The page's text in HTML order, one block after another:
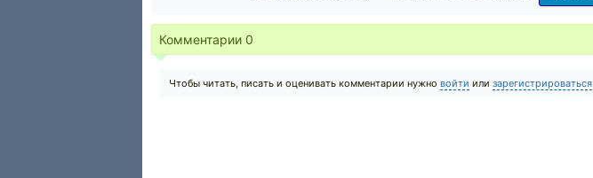
Комментарии 0
Чтобы читать, писать и оценивать комментарии нужно войти или зарегистрироваться